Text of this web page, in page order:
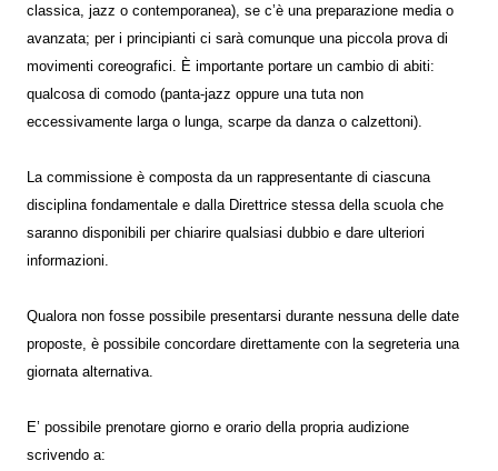
classica, jazz o contemporanea), se c’è una preparazione media o
avanzata; per i principianti ci sarà comunque una piccola prova di
movimenti coreografici. È importante portare un cambio di abiti:
qualcosa di comodo (panta-jazz oppure una tuta non
eccessivamente larga o lunga, scarpe da danza o calzettoni).
La commissione è composta da un rappresentante di ciascuna
disciplina fondamentale e dalla Direttrice stessa della scuola che
saranno disponibili per chiarire qualsiasi dubbio e dare ulteriori
informazioni.
Qualora non fosse possibile presentarsi durante nessuna delle date
proposte, è possibile concordare direttamente con la segreteria una
giornata alternativa.
E’ possibile prenotare giorno e orario della propria audizione
scrivendo a: